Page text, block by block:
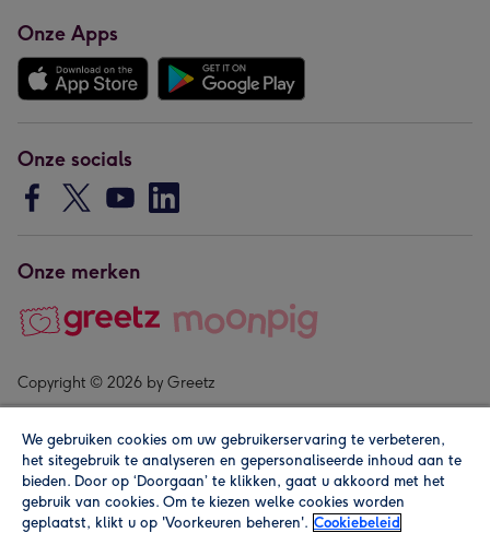
Onze Apps
Onze socials
Onze merken
Copyright © 2026 by Greetz
Alle prijzen zijn inclusief btw en andere heffingen. Lees de
We gebruiken cookies om uw gebruikerservaring te verbeteren,
het sitegebruik te analyseren en gepersonaliseerde inhoud aan te
bieden. Door op ‘Doorgaan’ te klikken, gaat u akkoord met het
gebruik van cookies. Om te kiezen welke cookies worden
geplaatst, klikt u op 'Voorkeuren beheren'. Cookiebeleid